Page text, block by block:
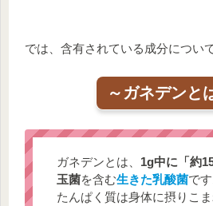
では、含有されている成分につい
～ガネデンと
ガネデンとは、 1g中に「約
玉菌を含む生きた乳酸菌です
たんぱく質は身体に摂りこ